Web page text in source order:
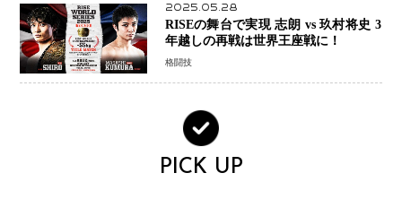
2025.05.28
RISEの舞台で実現 志朗 vs 玖村将史 3
年越しの再戦は世界王座戦に！
格闘技
PICK UP